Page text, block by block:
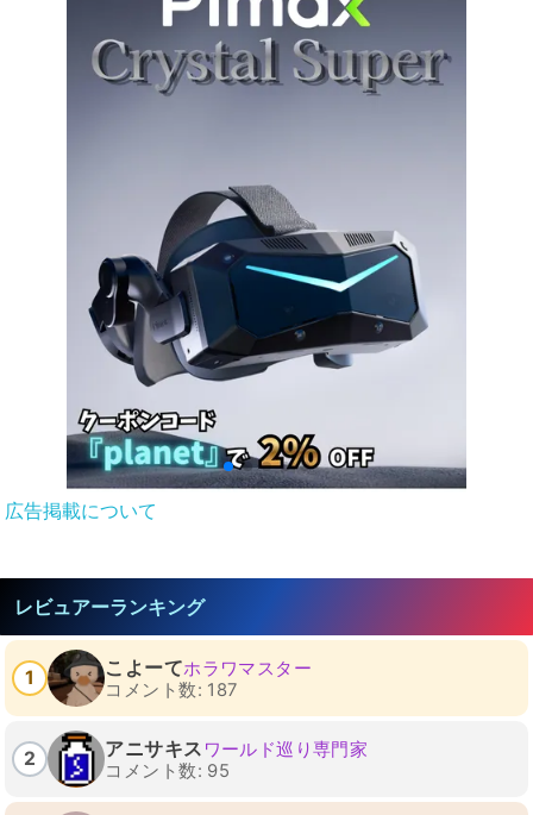
広告掲載について
レビュアーランキング
1 こよーてホラワマスター
コメント数: 187
2 アニサキス ワールド巡り専門家
コメント数: 95